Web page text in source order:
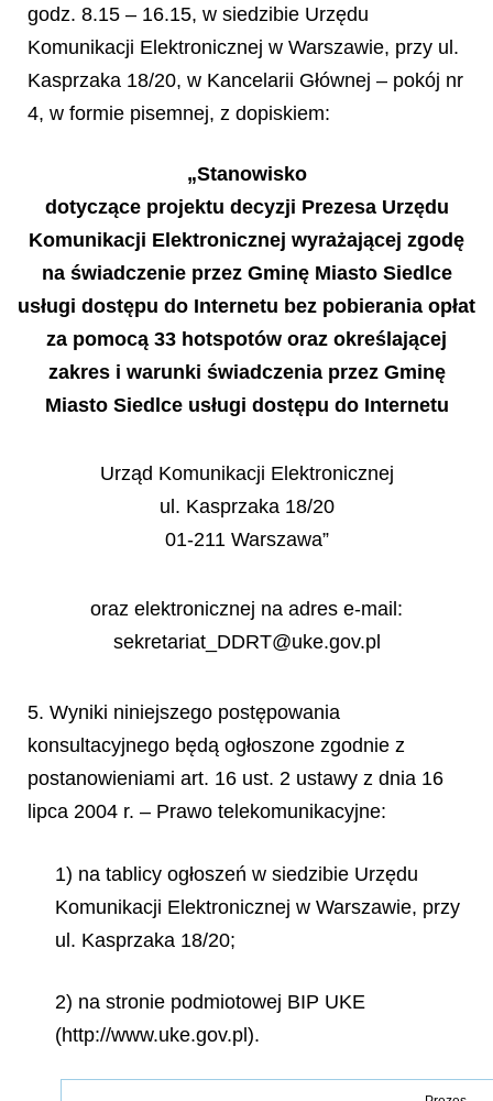
godz. 8.15 – 16.15, w siedzibie Urzędu
Komunikacji Elektronicznej w Warszawie, przy ul.
Kasprzaka 18/20, w Kancelarii Głównej – pokój nr
4, w formie pisemnej, z dopiskiem:
„Stanowisko
dotyczące projektu decyzji Prezesa Urzędu
Komunikacji Elektronicznej wyrażającej zgodę
na świadczenie przez Gminę Miasto Siedlce
usługi dostępu do Internetu bez pobierania opłat
za pomocą 33 hotspotów oraz określającej
zakres i warunki świadczenia przez Gminę
Miasto Siedlce usługi dostępu do Internetu
Urząd Komunikacji Elektronicznej
ul. Kasprzaka 18/20
01-211 Warszawa”
oraz elektronicznej na adres e-mail:
sekretariat_DDRT@uke.gov.pl
5. Wyniki niniejszego postępowania
konsultacyjnego będą ogłoszone zgodnie z
postanowieniami art. 16 ust. 2 ustawy z dnia 16
lipca 2004 r. – Prawo telekomunikacyjne:
1) na tablicy ogłoszeń w siedzibie Urzędu
Komunikacji Elektronicznej w Warszawie, przy
ul. Kasprzaka 18/20;
2) na stronie podmiotowej BIP UKE
(http://www.uke.gov.pl).